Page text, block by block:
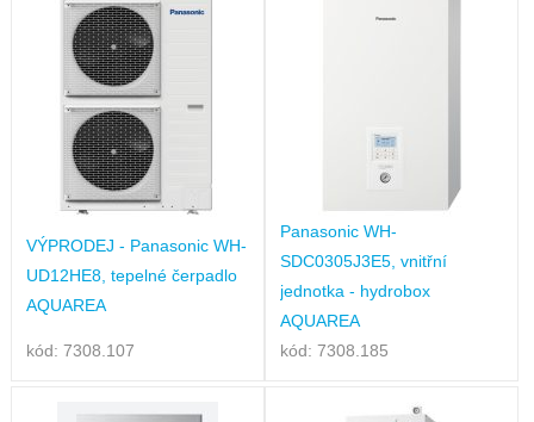
VÝPRODEJ - Panasonic WH-
UD12HE8, tepelné čerpadlo
AQUAREA
kód: 7308.107
Panasonic WH-
SDC0305J3E5, vnitřní
jednotka - hydrobox
AQUAREA
kód: 7308.185